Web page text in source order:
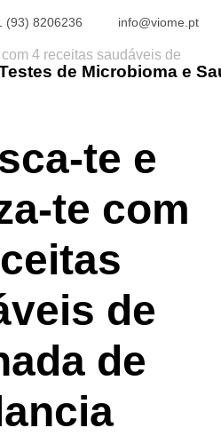
(93) 8206236 info@viome.pt
te e
te com
de
de